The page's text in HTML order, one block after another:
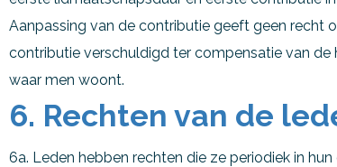
Aanpassing van de contributie geeft geen recht
contributie verschuldigd ter compensatie van
waar men woont.
6. Rechten van de
6a. Leden hebben rechten die ze periodiek in